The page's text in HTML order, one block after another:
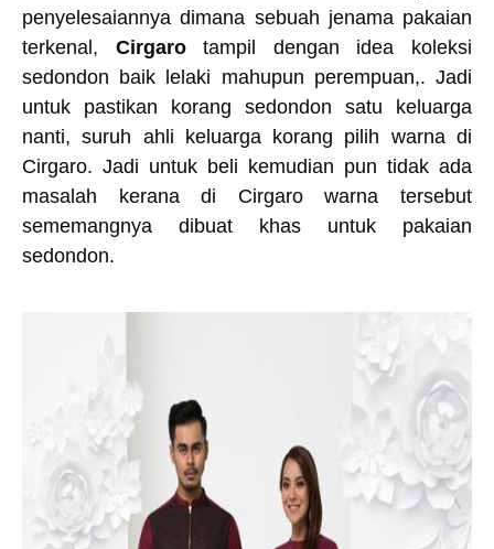
penyelesaiannya dimana sebuah jenama pakaian
terkenal, Cirgarotampil dengan idea koleksi
sedondon baik lelaki mahupun perempuan,. Jadi
untuk pastikan korang sedondon satu keluarga
nanti, suruh ahli keluarga korang pilih warna di
Cirgaro. Jadi untuk beli kemudian pun tidak ada
masalah kerana di Cirgaro warna tersebut
sememangnya dibuat khas untuk pakaian
sedondon.